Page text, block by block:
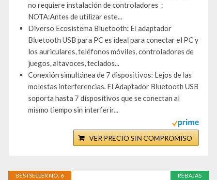
no requiere instalación de controladores；
NOTA:Antes de utilizar este...
Diverso Ecosistema Bluetooth: El adaptador
Bluetooth USB para PC es ideal para conectar el PC y
los auriculares, teléfonos móviles, controladores de
juegos, altavoces, teclados...
Conexión simultánea de 7 dispositivos: Lejos de las
molestas interferencias. El Adaptador Bluetooth USB
soporta hasta 7 dispositivos que se conectan al
mismo tiempo sin interferir...
VER PRECIO SIN COMPROMISO
REBAJAS
BESTSELLER NO. 6